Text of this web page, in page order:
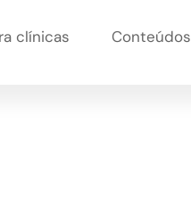
clínicas Conteúdos